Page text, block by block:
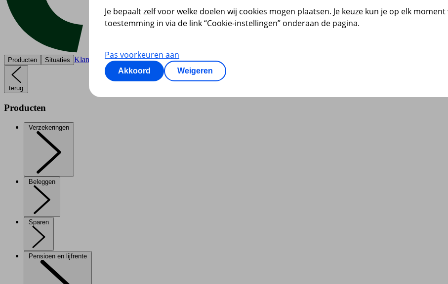
Producten Situaties Klantenservice
terug
Producten
Verzekeringen
Beleggen
Sparen
Pensioen en lijfrente
Je bepaalt zelf voor welke doelen wij cookies mogen plaatsen. Je keuze kun je op elk
toestemming in via de link “Cookie-instellingen” onderaan de pagina.
Pas voorkeuren aan
Akkoord Weigeren